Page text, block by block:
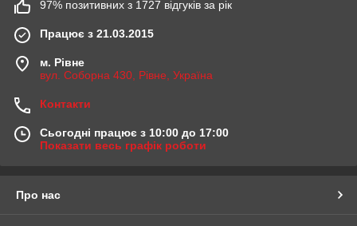
97% позитивних з 1727 відгуків за рік
Працює з 21.03.2015
м. Рівне
вул. Соборна 430, Рівне, Україна
Контакти
Сьогодні працює з 10:00 до 17:00
Показати весь графік роботи
Про нас